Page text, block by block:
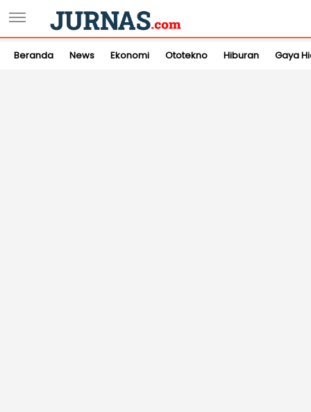
Beranda News Ekonomi Ototekno Hiburan Gaya